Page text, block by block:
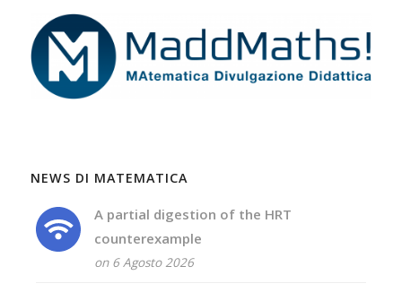
NEWS DI MATEMATICA
A partial digestion of the HRT
counterexample
on 6 Agosto 2026